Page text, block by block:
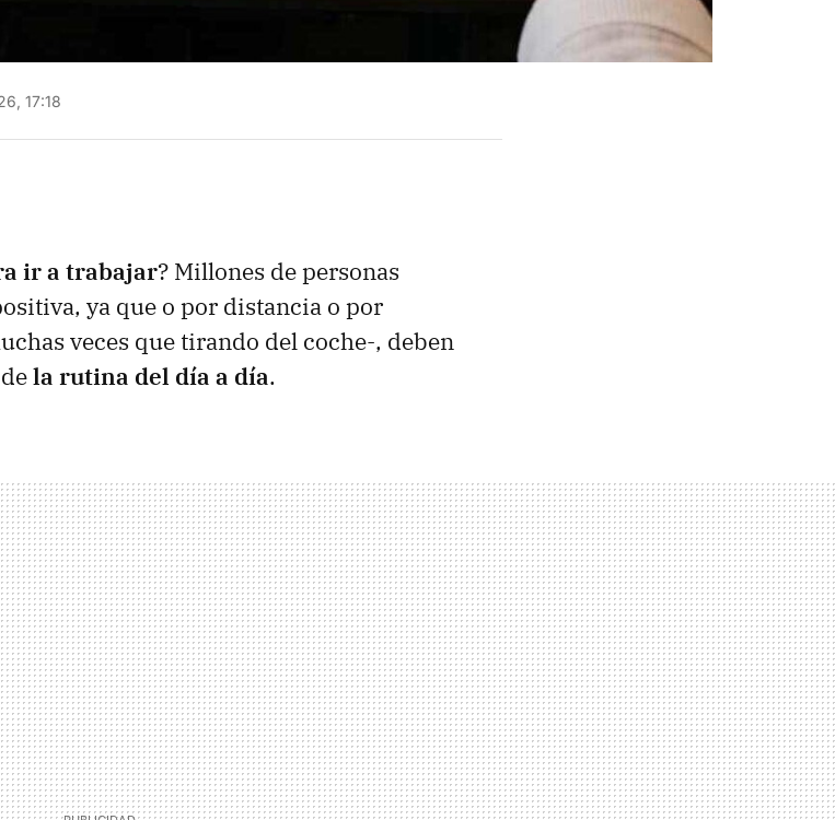
17:18
ir a trabajar? Millones de personas
ya que o por distancia o por
veces que tirando del coche-, deben
la rutina del día a día.